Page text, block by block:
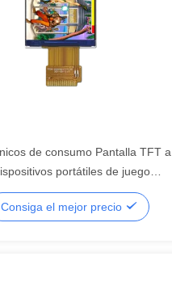
de consumo Pantalla TFT a
portátiles de juego
de pantalla TFT, pantalla LCD
LCD segmentada
Consiga el mejor precio